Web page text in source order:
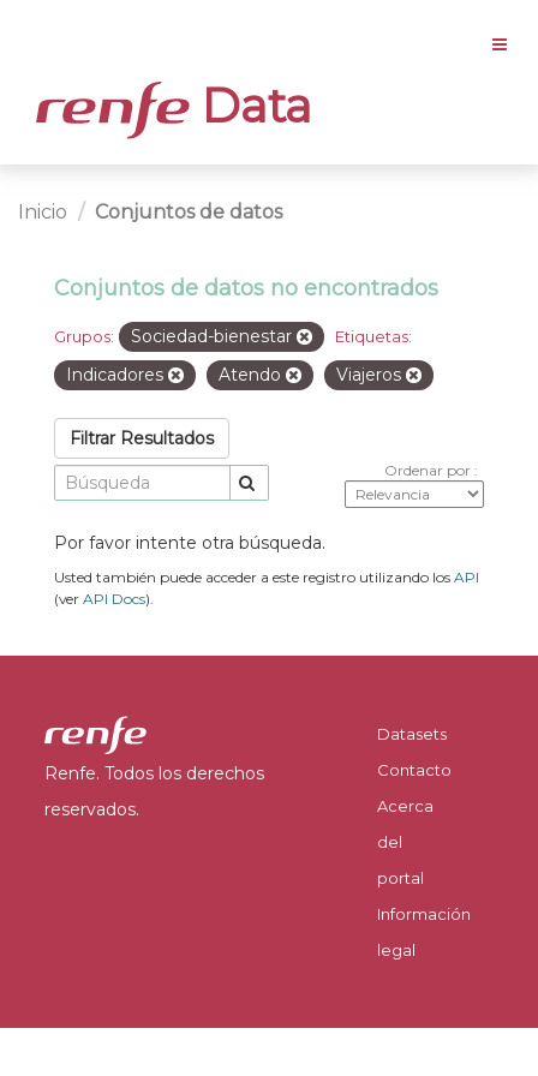
Data
Inicio Conjuntos de datos
Conjuntos de datos no encontrados
Grupos: Sociedad-bienestar Etiquetas:
Indicadores Atendo Viajeros
Filtrar Resultados
Ordenar por
Por favor intente otra búsqueda.
Usted también puede acceder a este registro utilizando los API
(ver API Docs).
Renfe. Todos los derechos
reservados.
Datasets
Contacto
Acerca
del
portal
Información
legal